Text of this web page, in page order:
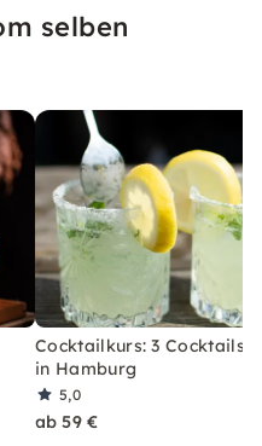
nicht vergessen
selben
Cocktailkurs: 3 Cocktails
in Hamburg
5,0
ab 59 €